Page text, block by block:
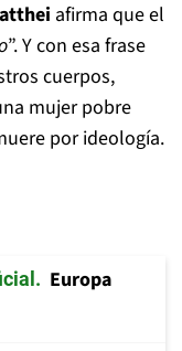
afirma que el
”. Y con esa frase
cuerpos,
mujer pobre
por ideología.
Europa